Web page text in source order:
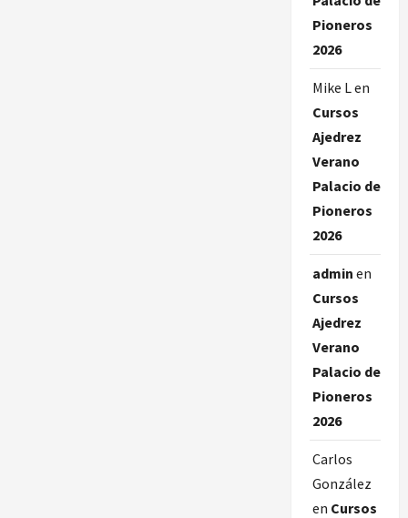
Pioneros
2026
Mike Len
Cursos
Ajedrez
Verano
Palacio de
Pioneros
2026
admin en
Cursos
Ajedrez
Verano
Palacio de
Pioneros
2026
Carlos
González
en Cursos